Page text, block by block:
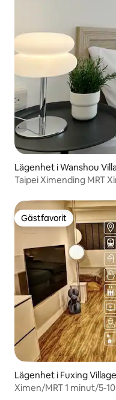
Lägenhet i Wanshou
Taipei Ximending MRT
utsikt/Hiss/
Gästfavorit
Gästfavorit
Lägenhet i Fuxing Village
Ximen/MRT 1 minut/5-